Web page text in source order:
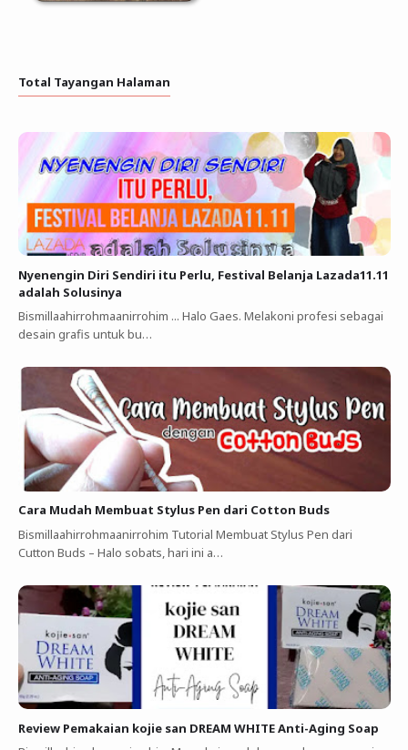
Total Tayangan Halaman
Nyenengin Diri Sendiri itu Perlu, Festival Belanja Lazada11.11
adalah Solusinya
Bismillaahirrohmaanirrohim ... Halo Gaes. Melakoni profesi sebagai
desain grafis untuk bu…
Cara Mudah Membuat Stylus Pen dari Cotton Buds
Bismillaahirrohmaanirrohim Tutorial Membuat Stylus Pen dari
Cutton Buds ‎–‎ Halo sobats, hari ini a…
Review Pemakaian kojie san DREAM WHITE Anti-Aging Soap